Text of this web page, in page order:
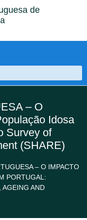
de
– O
Idosa
Survey of
(SHARE)
– O IMPACTO
PORTUGAL:
AGEING AND